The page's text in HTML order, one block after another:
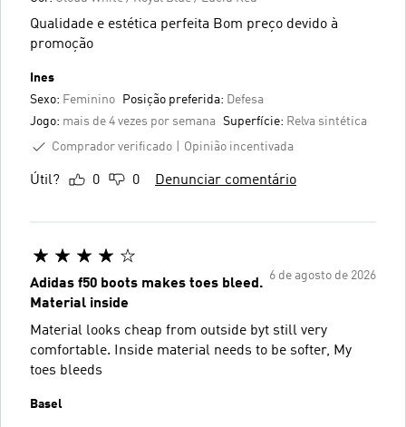
Qualidade e estética perfeita Bom preço devido à
promoção
Ines
Sexo: Feminino Posição preferida: Defesa
Jogo: mais de 4 vezes por semana Superfície: Relva sintética
Comprador verificado
Opinião incentivada
Útil? 0 0 Denunciar comentário
6 de agosto de 2026
Adidas f50 boots makes toes bleed.
Material inside
Material looks cheap from outside byt still very
comfortable. Inside material needs to be softer, My
toes bleeds
Basel